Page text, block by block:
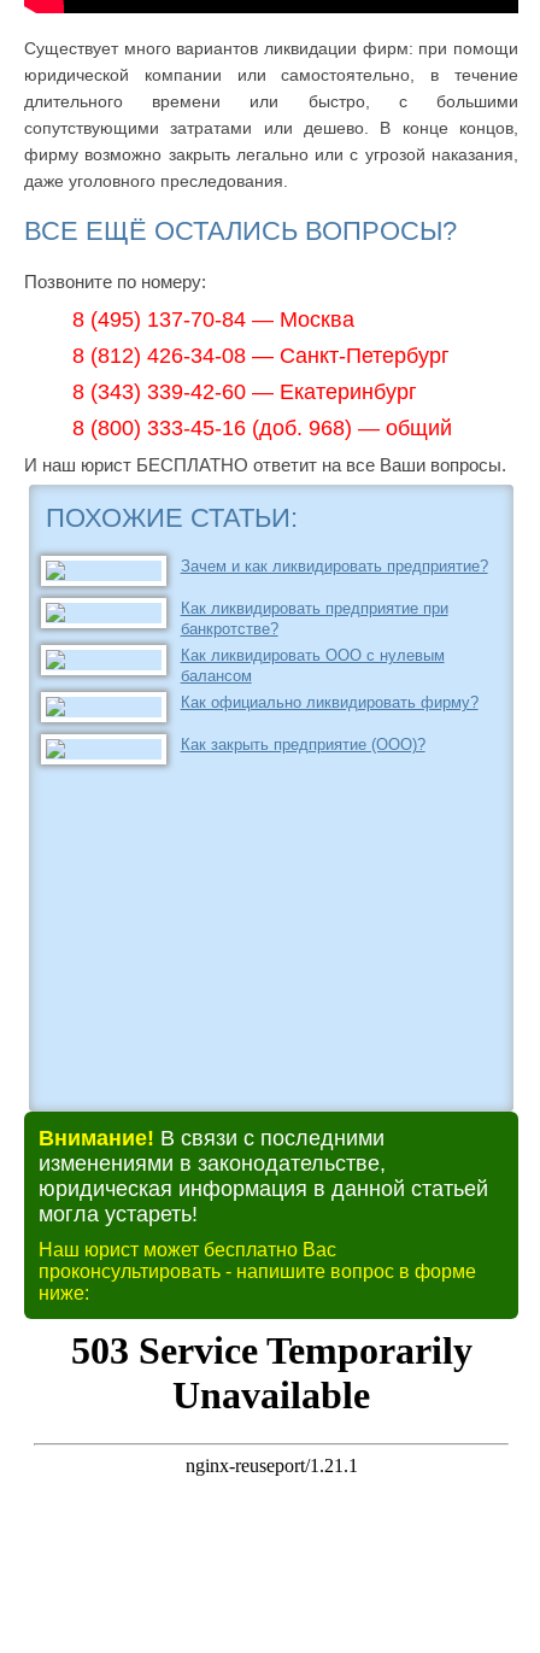
Существует много вариантов ликвидации фирм: при помощи
юридической компании или самостоятельно, в течение
длительного времени или быстро, с большими
сопутствующими затратами или дешево. В конце концов,
фирму возможно закрыть легально или с угрозой наказания,
даже уголовного преследования.
ВСЕ ЕЩЁ ОСТАЛИСЬ ВОПРОСЫ?
Позвоните по номеру:
8 (495) 137-70-84 — Москва
8 (812) 426-34-08 — Санкт-Петербург
8 (343) 339-42-60 — Екатеринбург
8 (800) 333-45-16 (доб. 968) — общий
И наш юрист БЕСПЛАТНО ответит на все Ваши вопросы.
ПОХОЖИЕ СТАТЬИ:
Зачем и как ликвидировать предприятие?
Как ликвидировать предприятие при
банкротстве?
Как ликвидировать ООО с нулевым
балансом
Как официально ликвидировать фирму?
Как закрыть предприятие (ООО)?
Внимание! В связи с последними
изменениями в законодательстве,
юридическая информация в данной статьей
могла устареть!
Наш юрист может бесплатно Вас
проконсультировать - напишите вопрос в форме
ниже: